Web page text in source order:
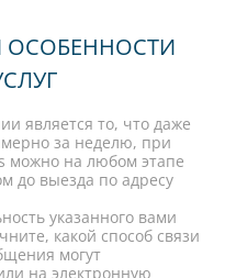
ОСОБЕННОСТИ
является то, что даже
за неделю, при
можно на любом этапе
до выезда по адресу
указанного вами
какой способ связи
могут
на электронную